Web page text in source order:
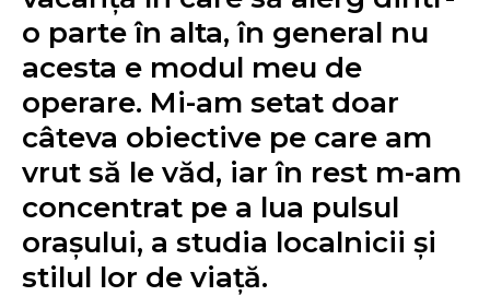
o parte în alta, în general nu
acesta e modul meu de
operare. Mi-am setat doar
câteva obiective pe care am
vrut să le văd, iar în rest m-am
concentrat pe a lua pulsul
orașului, a studia localnicii și
stilul lor de viață.